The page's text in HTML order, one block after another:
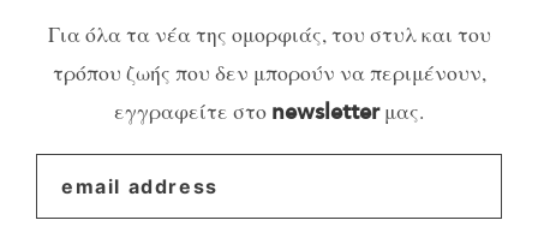
Για όλα τα νέα της ομορφιάς, του στυλ και του
τρόπου ζωής που δεν μπορούν να περιμένουν,
εγγραφείτε στο newsletterμας.